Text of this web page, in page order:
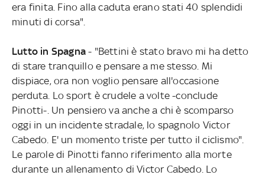
era finita. Fino alla caduta erano stati 40 splendidi
minuti di corsa".
Lutto in Spagna- "Bettini è stato bravo mi ha detto
di stare tranquillo e pensare a me stesso. Mi
dispiace, ora non voglio pensare all'occasione
perduta. Lo sport è crudele a volte -conclude
Pinotti-. Un pensiero va anche a chi è scomparso
oggi in un incidente stradale, lo spagnolo Victor
Cabedo. E' un momento triste per tutto il ciclismo".
Le parole di Pinotti fanno riferimento alla morte
durante un allenamento di Victor Cabedo. Lo